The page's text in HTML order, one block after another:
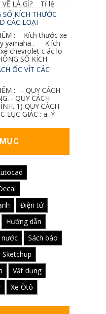
VẼ LÀ GÌ? Tỉ lệ
kế kiến trúc...
SỐ KÍCH THƯỚC
CÁC LOẠI
: - Kích thước xe
yamaha . - K ích
chevrolet c ác lo
SỐ KÍCH
ỐC VÍT CÁC
: - QUY CÁCH
- QUY CÁCH
1) QUY CÁCH
LỤC GIÁC : a. Ý
Điện tử
Hướng dẫn
nước
Sách báo
Sketchup
Vật dụng
Xe Ôtô